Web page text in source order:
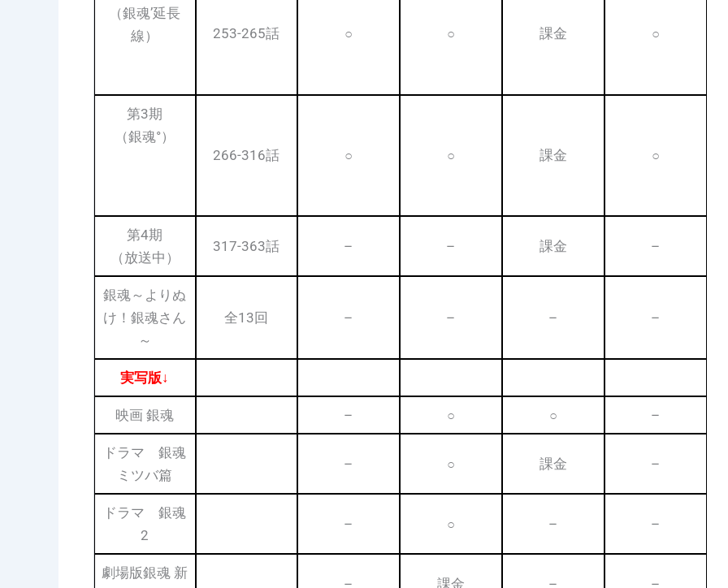
（銀魂’延長
線）
253-265話 ○ ○ 課金 ○
第3期
（銀魂°）
266-316話
○ ○ 課金 ○
第4期
（放送中）
317-363話 – – 課金 –
銀魂～よりぬ
け！銀魂さん
～
全13回 – – – –
実写版↓
映画 銀魂 – ○ ○ –
ドラマ 銀魂
ミツバ篇
– ○ 課金 –
ドラマ 銀魂
2
– ○ – –
劇場版銀魂 新
– 課金 – –